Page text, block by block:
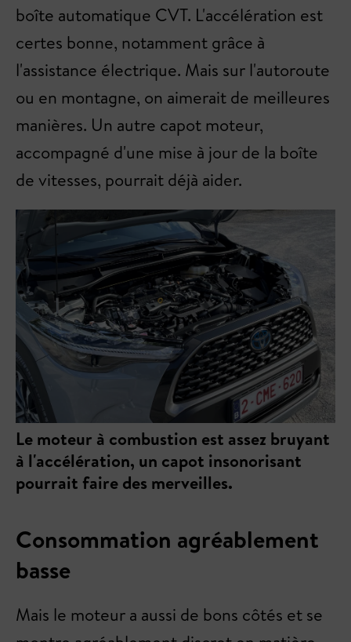
boîte automatique CVT. L'accélération est
certes bonne, notamment grâce à
l'assistance électrique. Mais sur l'autoroute
ou en montagne, on aimerait de meilleures
manières. Un autre capot moteur,
accompagné d'une mise à jour de la boîte
de vitesses, pourrait déjà aider.
Le moteur à combustion est assez bruyant
à l'accélération, un capot insonorisant
pourrait faire des merveilles.
Consommation agréablement
basse
Mais le moteur a aussi de bons côtés et se